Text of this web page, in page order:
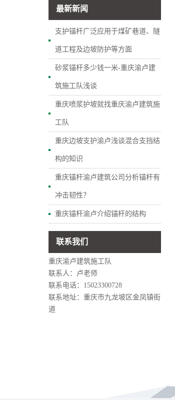
最新新闻
支护锚杆广泛应用于煤矿巷道、隧
道工程及边坡防护等方面
砂浆锚杆多少钱一米-重庆渝卢建
筑施工队浅谈
重庆喷浆护坡就找重庆渝卢建筑施
工队
重庆边坡支护渝卢浅谈混合支挡结
构的知识
重庆锚杆渝卢建筑公司分析锚杆有
冲击韧性？
重庆锚杆渝卢介绍锚杆的结构
联系我们
重庆渝卢建筑施工队
联系人：卢老师
联系电话：15023300728
联系地址：重庆市九龙坡区金凤镇街
道